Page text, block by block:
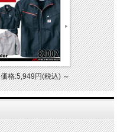
価格:5,949円(税込)～